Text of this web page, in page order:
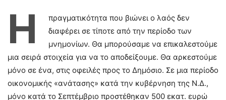
Η
πραγματικότητα που βιώνει ο λαός δεν
διαφέρει σε τίποτε από την περίοδο των
μνημονίων. Θα μπορούσαμε να επικαλεστούμε
μια σειρά στοιχεία για να το αποδείξουμε. Θα αρκεστούμε
μόνο σε ένα, στις οφειλές προς το Δημόσιο. Σε μια περίοδο
οικονομικής «ανάτασης» κατά την κυβέρνηση της Ν.Δ.,
μόνο κατά το Σεπτέμβριο προστέθηκαν 500 εκατ. ευρώ